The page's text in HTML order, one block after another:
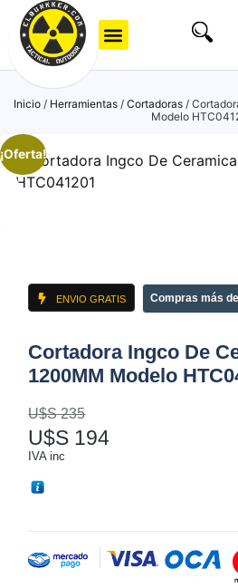
Inicio / Herramientas / Cortadoras /
Modelo
¡Oferta!
ENVIO GRATIS Compras más
Cortadora Ingco De
1200MM Modelo
U$S235
U$S 194
IVA inc